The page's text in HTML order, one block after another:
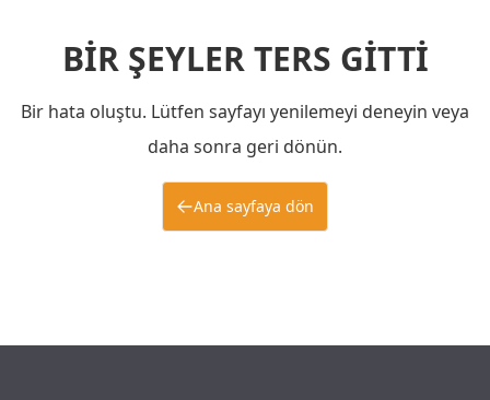
BIR ŞEYLER TERS GITTI
Bir hata oluştu. Lütfen sayfayı yenilemeyi deneyin veya
daha sonra geri dönün.
Ana sayfaya dön